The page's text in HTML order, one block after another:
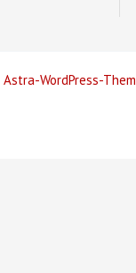
Astra-WordPress-